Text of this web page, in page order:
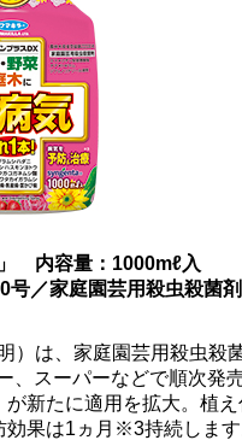
」 内容量：1000mℓ入
／家庭園芸用殺虫殺菌剤
は、家庭園芸用殺虫殺
スーパーなどで順次発
新たに適用を拡大。植
果は1ヵ月※3持続しま